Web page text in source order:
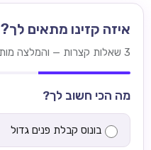
איזה קזינו מתאים לך?
3 שאלות קצרות — והמלצה מותאמת לשחקנים מישראל.
מה הכי חשוב לך?
בונוס קבלת פנים גדול